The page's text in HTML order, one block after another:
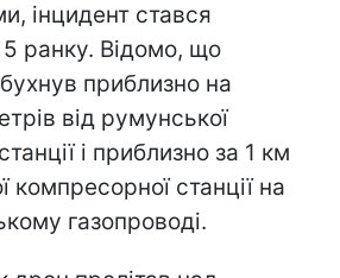
інцидент стався
5 ранку. Відомо, що
приблизно на
від румунської
і приблизно за 1 км
компресорної станції на
газопроводі.